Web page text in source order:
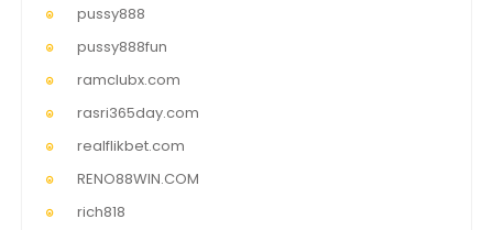
pussy888
pussy888fun
ramclubx.com
rasri365day.com
realflikbet.com
RENO88WIN.COM
rich818